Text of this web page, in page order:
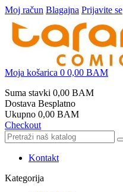
Moj račun Blagajna Prijavite se
Moja košarica 0 0,00 BAM
Suma stavki 0,00 BAM
Dostava Besplatno
Ukupno 0,00 BAM
Checkout
Kontakt
Kategorija